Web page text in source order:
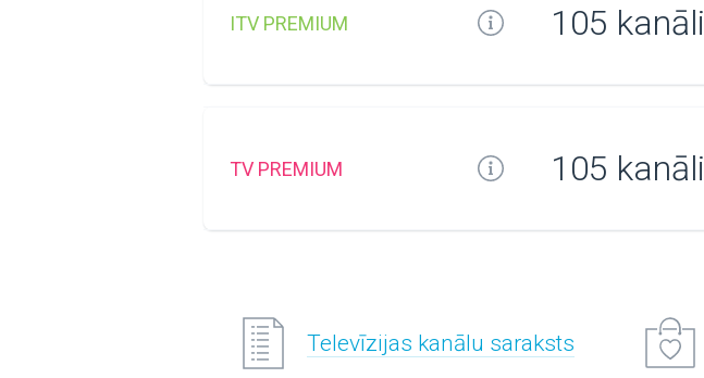
ITV PREMIUM 105 kanāli
TV PREMIUM 105 kanāli
Televīzijas kanālu saraksts